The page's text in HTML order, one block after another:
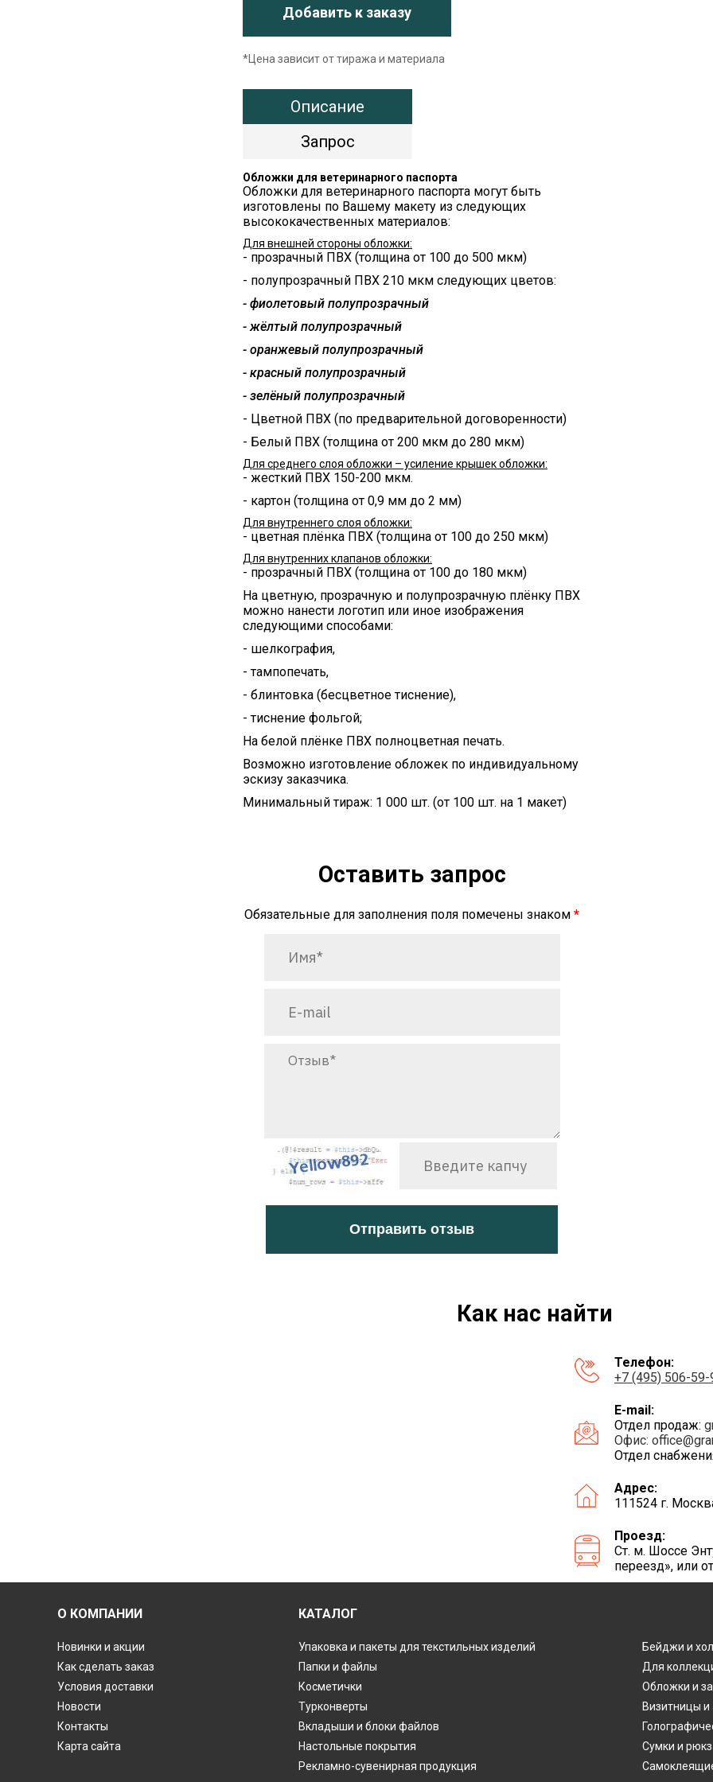
Добавить к заказу
*Цена зависит от тиража и материала
Описание
Запрос
Обложки для ветеринарного паспорта
Обложки для ветеринарного паспорта могут быть
изготовлены по Вашему макету из следующих
высококачественных материалов:
Для внешней стороны обложки:
- прозрачный ПВХ (толщина от 100 до 500 мкм)
- полупрозрачный ПВХ 210 мкм следующих цветов:
- фиолетовый полупрозрачный
- жёлтый полупрозрачный
- оранжевый полупрозрачный
- красный полупрозрачный
- зелёный полупрозрачный
- Цветной ПВХ (по предварительной договоренности)
- Белый ПВХ (толщина от 200 мкм до 280 мкм)
Для среднего слоя обложки – усиление крышек обложки:
- жесткий ПВХ 150-200 мкм.
- картон (толщина от 0,9 мм до 2 мм)
Для внутреннего слоя обложки:
- цветная плёнка ПВХ (толщина от 100 до 250 мкм)
Для внутренних клапанов обложки:
- прозрачный ПВХ (толщина от 100 до 180 мкм)
На цветную, прозрачную и полупрозрачную плёнку ПВХ
можно нанести логотип или иное изображения
следующими способами:
- шелкография,
- тампопечать,
- блинтовка (бесцветное тиснение),
- тиснение фольгой;
На белой плёнке ПВХ полноцветная печать.
Возможно изготовление обложек по индивидуальному
эскизу заказчика.
Минимальный тираж: 1 000 шт. (от 100 шт. на 1 макет)
Оставить запрос
Обязательные для заполнения поля помечены знаком*
Отправить отзыв
Как нас найти
Телефон:
+7 (495) 506-59-
E-mail:
Отдел продаж:
Офис:
Отдел
Адрес:
111524 г.
Проезд:
Ст. м. Шоссе
переезд», или
О КОМПАНИИ
Новинки и акции
Как сделать заказ
Условия доставки
Новости
Контакты
Карта сайта
КАТАЛОГ
Упаковка и пакеты для текстильных изделий
Бейджи и
Папки и файлы
Для
Косметички
Обложки и
Турконверты
Визитницы и
Вкладыши и блоки файлов
Настольные покрытия
Сумки и
Рекламно-сувенирная продукция